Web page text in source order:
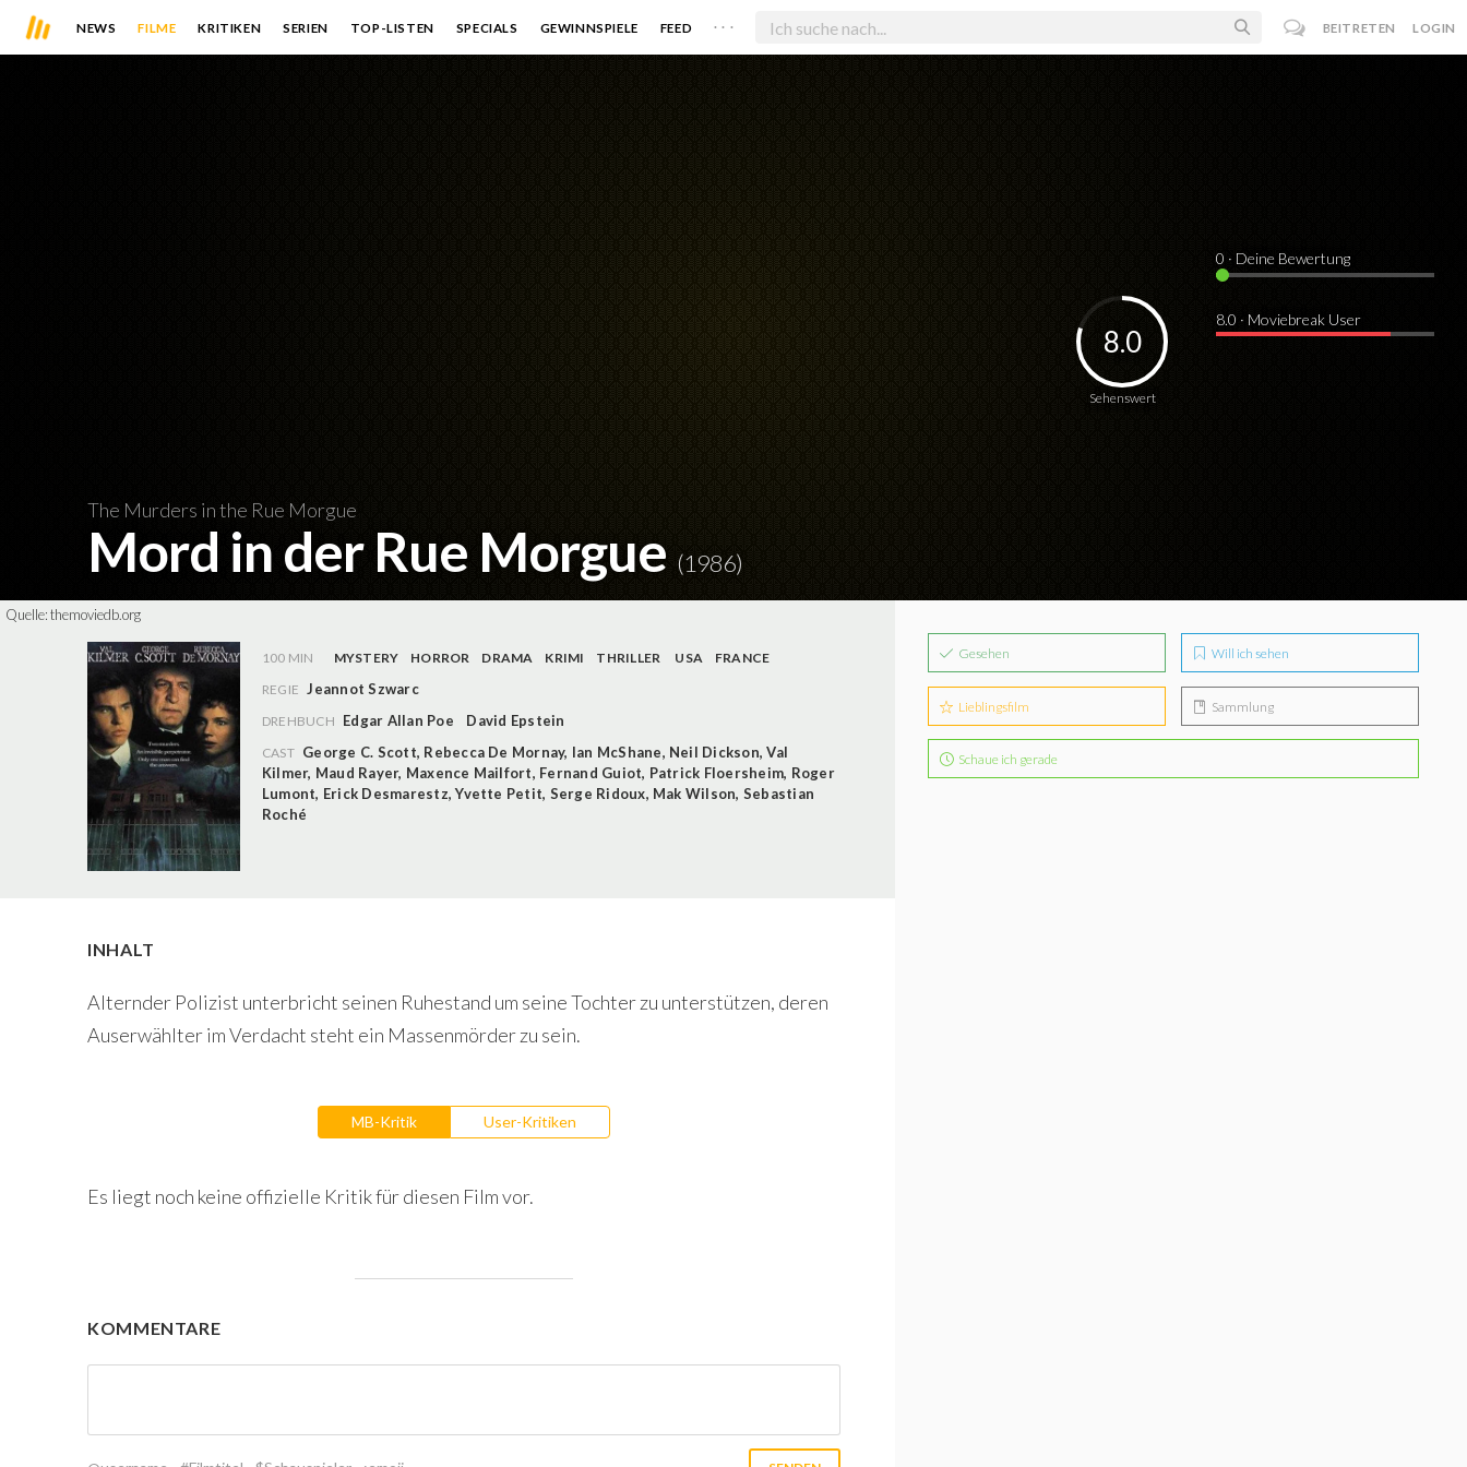
NEWS FILME KRITIKEN SERIEN TOP-LISTEN SPECIALS GEWINNSPIELE FEED . . . BEITRETEN LOGIN
The Murders in the Rue Morgue
Mord in der Rue Morgue (1986)
Sehenswert
8.0
0 · Deine Bewertung
8.0 · Moviebreak User
Quelle:themoviedb.org
100 MIN MYSTERY HORROR DRAMA KRIMI THRILLER USA
FRANCE
REGIE Jeannot Szwarc
DREHBUCH Edgar Allan Poe David Epstein
CAST George C. Scott, Rebecca De Mornay, Ian McShane, Neil Dickson,Val
Kilmer, Maud Rayer, Maxence Mailfort, Fernand Guiot, Patrick Floersheim, Roger
Lumont, Erick Desmarestz,Yvette Petit, Serge Ridoux, Mak Wilson, Sebastian
Roché
INHALT
Alternder Polizist unterbricht seinen Ruhestand um seine Tochter zu unterstützen, deren
Auserwählter im Verdacht steht ein Massenmörder zu sein.
MB-Kritik User-Kritiken
Es liegt noch keine offizielle Kritik für diesen Film vor.
KOMMENTARE
Gesehen Will ich sehen
Lieblingsfilm Sammlung
Schaue ich gerade